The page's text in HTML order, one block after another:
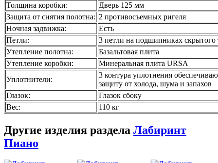
Толщина коробки:
Дверь 125 мм
Защита от снятия полотна: 2 противосъемных ригеля
Ночная задвижка:
Есть
Петли:
3 петли на подшипниках скрытого
Утепление полотна:
Базальтовая плита
Утепление коробки:
Минеральная плита URSA
Уплотнители:
3 контура уплотнения
защиту от холода, шума и запахов
Глазок:
Глазок сбоку
Вес:
110 кг
Другие изделия раздела Лабиринт
Пиано